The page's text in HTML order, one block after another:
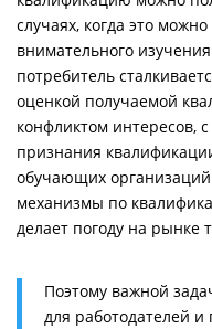
случаях, когда это
внимательного
потребитель
оценкой получаемой
конфликтом интересов,
признания
обучающих
механизмы по
делает погоду на рынке
Поэтому важной
для работодателей